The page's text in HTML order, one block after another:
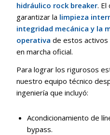
hidráulico rock breaker. El
garantizar la limpieza
integridad mecánica y la
operativa de estos activos
en marcha oficial.
Para lograr los rigurosos
nuestro equipo técnico
ingeniería que incluyó:
Acondicionamiento de
bypass.